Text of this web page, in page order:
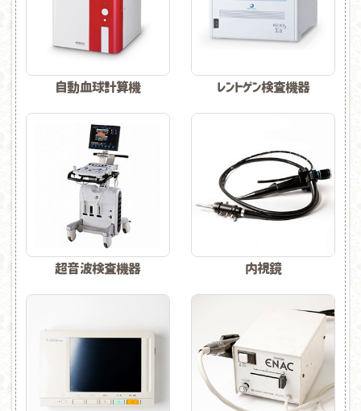
自動血球計算機 レントゲン検査機器
超音波検査機器 内視鏡